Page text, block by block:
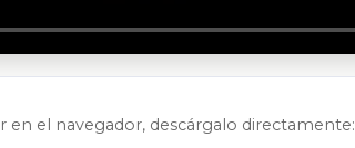
en el navegador, descárgalo directamente: